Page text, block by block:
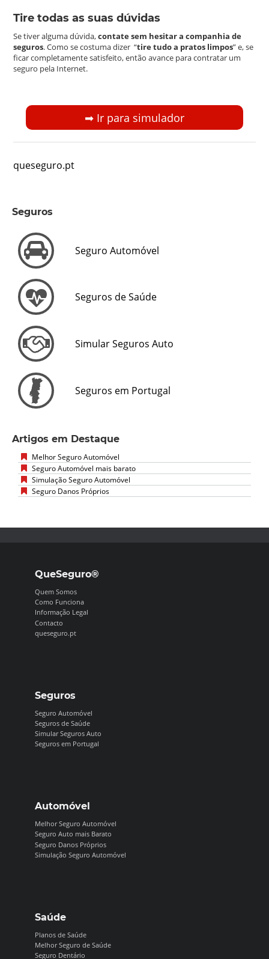
Tire todas as suas dúvidas
Se tiver alguma dúvida,contate sem hesitar a companhia de
seguros. Como se costuma dizer “tire tudo a pratos limpos” e, se
ficar completamente satisfeito, então avance para contratar um
seguro pela Internet.
➡︎ Ir para simulador
queseguro.pt
Seguros
Seguro Automóvel
Seguros de Saúde
Simular Seguros Auto
Seguros em Portugal
Artigos em Destaque
Melhor Seguro Automóvel
Seguro Automóvel mais barato
Simulação Seguro Automóvel
Seguro Danos Próprios
QueSeguro®
Quem Somos
Como Funciona
Informação Legal
Contacto
queseguro.pt
Seguros
Seguro Automóvel
Seguros de Saúde
Simular Seguros Auto
Seguros em Portugal
Automóvel
Melhor Seguro Automóvel
Seguro Auto mais Barato
Seguro Danos Próprios
Simulação Seguro Automóvel
Saúde
Planos de Saúde
Melhor Seguro de Saúde
Seguro Dentário